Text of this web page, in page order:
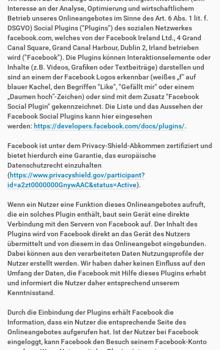
Interesse an der Analyse, Optimierung und wirtschaftlichem
Betrieb unseres Onlineangebotes im Sinne des Art. 6 Abs. 1 lit. f.
DSGVO) Social Plugins ("Plugins") des sozialen Netzwerkes
facebook.com, welches von der Facebook Ireland Ltd., 4 Grand
Canal Square, Grand Canal Harbour, Dublin 2, Irland betrieben
wird ("Facebook"). Die Plugins können Interaktionselemente oder
Inhalte (z.B. Videos, Grafiken oder Textbeiträge) darstellen und
sind an einem der Facebook Logos erkennbar (weißes „f“ auf
blauer Kachel, den Begriffen "Like", "Gefällt mir" oder einem
„Daumen hoch“-Zeichen) oder sind mit dem Zusatz "Facebook
Social Plugin" gekennzeichnet. Die Liste und das Aussehen der
Facebook Social Plugins kann hier eingesehen
werden: https://developers.facebook.com/docs/plugins/.
Facebook ist unter dem Privacy-Shield-Abkommen zertifiziert und
bietet hierdurch eine Garantie, das europäische
Datenschutzrecht einzuhalten
(https://www.privacyshield.gov/participant?
id=a2zt0000000GnywAAC&status=Active).
Wenn ein Nutzer eine Funktion dieses Onlineangebotes aufruft,
die ein solches Plugin enthält, baut sein Gerät eine direkte
Verbindung mit den Servern von Facebook auf. Der Inhalt des
Plugins wird von Facebook direkt an das Gerät des Nutzers
übermittelt und von diesem in das Onlineangebot eingebunden.
Dabei können aus den verarbeiteten Daten Nutzungsprofile der
Nutzer erstellt werden. Wir haben daher keinen Einfluss auf den
Umfang der Daten, die Facebook mit Hilfe dieses Plugins erhebt
und informiert die Nutzer daher entsprechend unserem
Kenntnisstand.
Durch die Einbindung der Plugins erhält Facebook die
Information, dass ein Nutzer die entsprechende Seite des
Onlineangebotes aufgerufen hat. Ist der Nutzer bei Facebook
eingeloggt, kann Facebook den Besuch seinem Facebook-Konto